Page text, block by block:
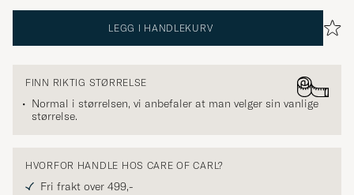
LEGG I HANDLEKURV
FINN RIKTIG STØRRELSE
Normal i størrelsen, vi anbefaler at man velger sin vanlige
størrelse.
HVORFOR HANDLE HOS CARE OF CARL?
Fri frakt over 499,-